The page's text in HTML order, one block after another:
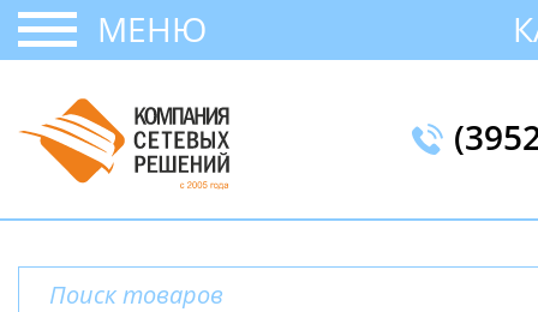
МЕНЮ